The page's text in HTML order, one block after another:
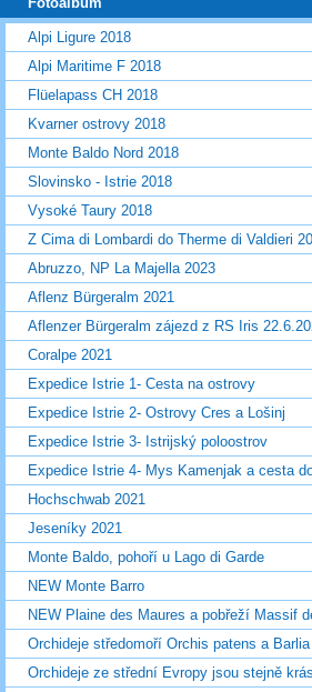
Alpi Ligure 2018
Alpi Maritime F 2018
Flüelapass CH 2018
Kvarner ostrovy 2018
Monte Baldo Nord 2018
Slovinsko - Istrie 2018
Vysoké Taury 2018
Z Cima di Lombardi do Therme di Valdieri
Abruzzo, NP La Majella 2023
Aflenz Bürgeralm 2021
Aflenzer Bürgeralm zájezd z RS Iris
Coralpe 2021
Expedice Istrie 1- Cesta na ostrovy
Expedice Istrie 2- Ostrovy Cres a Lošinj
Expedice Istrie 3- Istrijský poloostrov
Expedice Istrie 4- Mys Kamenjak a cesta
Hochschwab 2021
Jeseníky 2021
Monte Baldo, pohoří u Lago di Garde
NEW Monte Barro
NEW Plaine des Maures a pobřeží Massif
Orchideje středomoří Orchis patens a
Orchideje ze střední Evropy jsou stejně